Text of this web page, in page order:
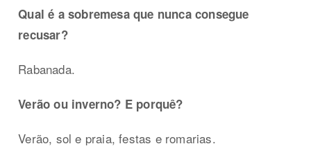
Qual é a sobremesa que nunca consegue
recusar?
Rabanada.
Verão ou inverno? E porquê?
Verão, sol e praia, festas e romarias.